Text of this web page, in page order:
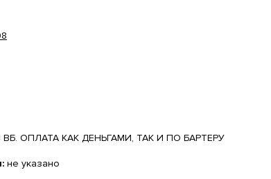
ОПЛАТА КАК ДЕНЬГАМИ, ТАК И ПО БАРТЕРУ
не указано